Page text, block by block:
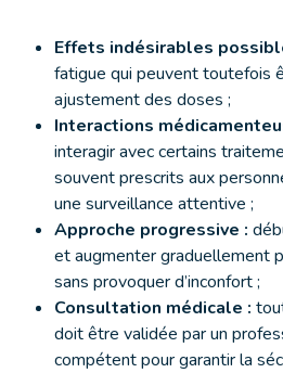
Effets indésirables
fatigue qui peuvent toutefois
ajustement des doses ;
Interactions
interagir avec certains
souvent prescrits aux
une surveillance attentive ;
Approche progressive :
et augmenter graduellement
sans provoquer d’inconfort ;
Consultation médicale :
doit être validée par un
compétent pour garantir la